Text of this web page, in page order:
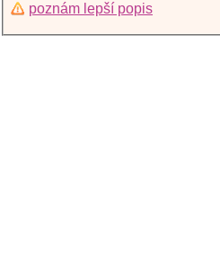
poznám lepší popis